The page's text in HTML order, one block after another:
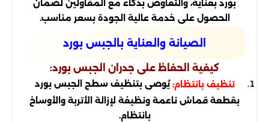
بورد بعناية، والتفاوض بذكاء مع المقاولين لضمان
الحصول على خدمة عالية الجودة بسعر مناسب.
الصيانة والعناية بالجبس بورد
كيفية الحفاظ على جدران الجبس بورد:
تنظيف بانتظام:يُوصى بتنظيف سطح الجبس بورد
بقطعة قماش ناعمة ونظيفة لإزالة الأتربة والأوساخ
بانتظام.